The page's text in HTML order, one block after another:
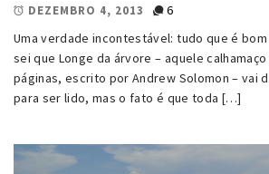
DEZEMBRO 4, 2013
6
Uma verdade incontestável: tudo que é bom
sei que Longe da árvore – aquele
páginas, escrito por Andrew Solomon – vai
para ser lido, mas o fato é que toda […]